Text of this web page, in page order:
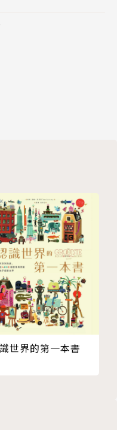
開最熟悉的家。
企業入侵他們的
物，還有在其中的生
的家，她細心維護，
不捨與無奈。雖然改
些少數的聲音，也許
次我們看到相似的新
插畫研究所，現為自
大自然。於波隆那
世界的第一本書